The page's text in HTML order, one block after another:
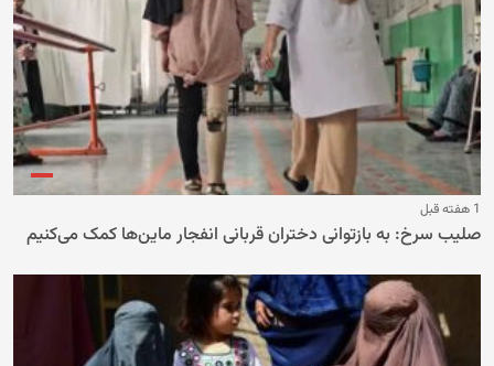
1 هفته قبل
صلیب سرخ: به بازتوانی دختران قربانی انفجار ماین‌ها کمک می‌کنیم